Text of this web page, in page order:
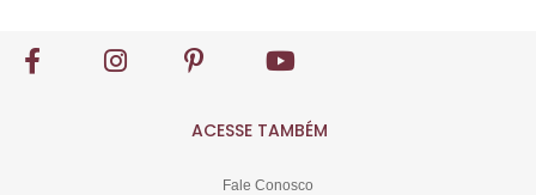
ACESSE TAMBÉM
Fale Conosco